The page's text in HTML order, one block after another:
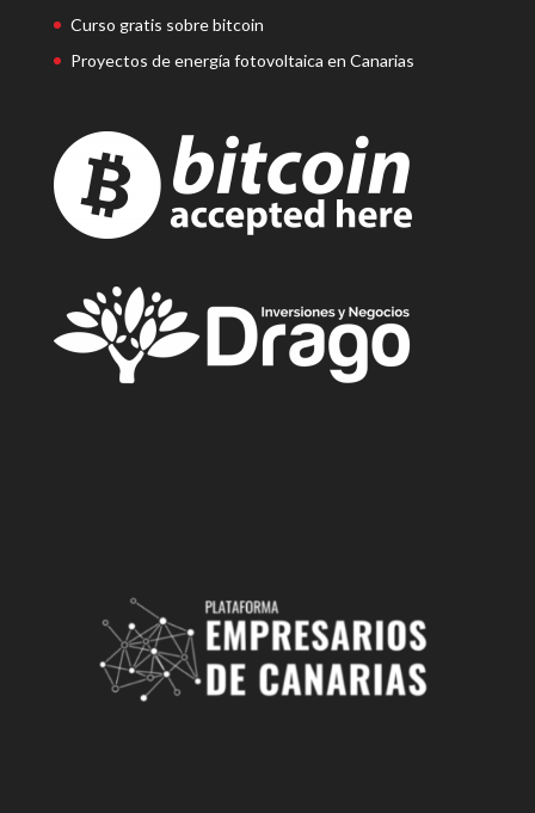
Curso gratis sobre bitcoin
Proyectos de energía fotovoltaica en Canarias